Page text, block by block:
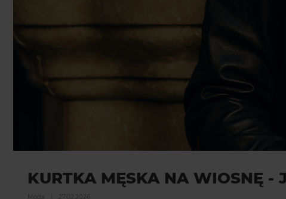
KURTKA MĘSKA NA WIOSNĘ -
Moda 27.02.2026